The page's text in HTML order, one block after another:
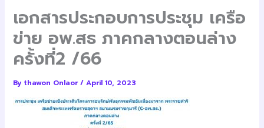
เอกสารประกอบการประชุม เครือ
ข่าย อพ.สธ ภาคกลางตอนล่าง
ครั้งที่2 /66
By thawon Onlaor/April 10, 2023